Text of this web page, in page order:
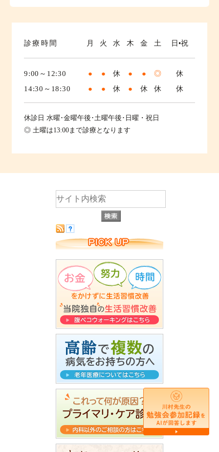
診療時間 月 火 水 木 金 土 日•祝
9:00～12:30 ● ● 休 ● ● ◎
休
14:30～18:30
● ● 休 ● 休 休 休
休診日 水曜･金曜午後･土曜午後･日曜・祝日
◎ 土曜は13:00まで診療となります